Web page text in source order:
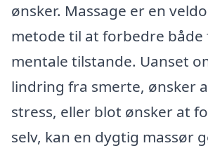
ønsker. Massage er en
metode til at forbedre både
mentale tilstande. Uanset
lindring fra smerte, ønsker
stress, eller blot ønsker at
selv, kan en dygtig massør